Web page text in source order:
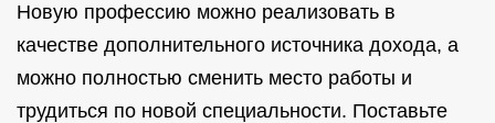
Новую профессию можно реализовать в
качестве дополнительного источника дохода, а
можно полностью сменить место работы и
трудиться по новой специальности. Поставьте